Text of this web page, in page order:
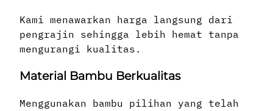
Kami menawarkan harga langsung dari
pengrajin sehingga lebih hemat tanpa
mengurangi kualitas.
Material Bambu Berkualitas
Menggunakan bambu pilihan yang telah